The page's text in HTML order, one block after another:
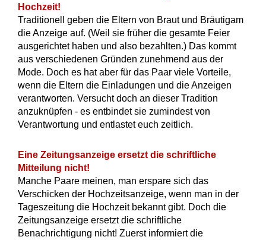
Hochzeit!
Traditionell geben die Eltern von Braut und Bräutigam
die Anzeige auf. (Weil sie früher die gesamte Feier
ausgerichtet haben und also bezahlten.) Das kommt
aus verschiedenen Gründen zunehmend aus der
Mode. Doch es hat aber für das Paar viele Vorteile,
wenn die Eltern die Einladungen und die Anzeigen
verantworten. Versucht doch an dieser Tradition
anzuknüpfen - es entbindet sie zumindest von
Verantwortung und entlastet euch zeitlich.
Eine Zeitungsanzeige ersetzt die schriftliche
Mitteilung nicht!
Manche Paare meinen, man erspare sich das
Verschicken der Hochzeitsanzeige, wenn man in der
Tageszeitung die Hochzeit bekannt gibt. Doch die
Zeitungsanzeige ersetzt die schriftliche
Benachrichtigung nicht! Zuerst informiert die